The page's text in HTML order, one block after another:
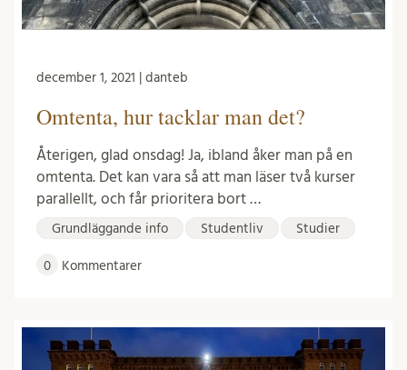
december 1, 2021 | danteb
Omtenta, hur tacklar man det?
Återigen, glad onsdag! Ja, ibland åker man på en
omtenta. Det kan vara så att man läser två kurser
parallellt, och får prioritera bort …
Grundläggande info Studentliv Studier
0 Kommentarer